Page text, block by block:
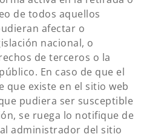
de todos aquellos
afectar o
nacional, o
de terceros o la
En caso de que el
que existe en el sitio web
pudiera ser susceptible
se ruega lo notifique de
administrador del sitio